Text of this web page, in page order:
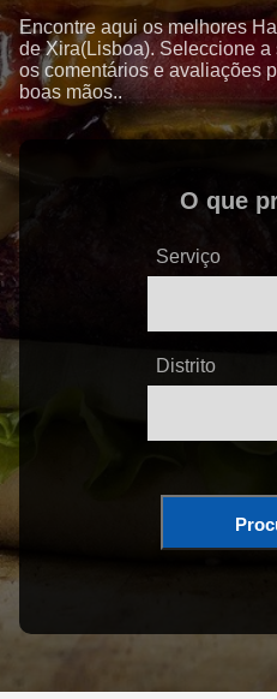
Encontre aqui os melhores
de Xira(Lisboa). Seleccione
os comentários e avaliações
boas mãos..
O que
Serviço
Distrito